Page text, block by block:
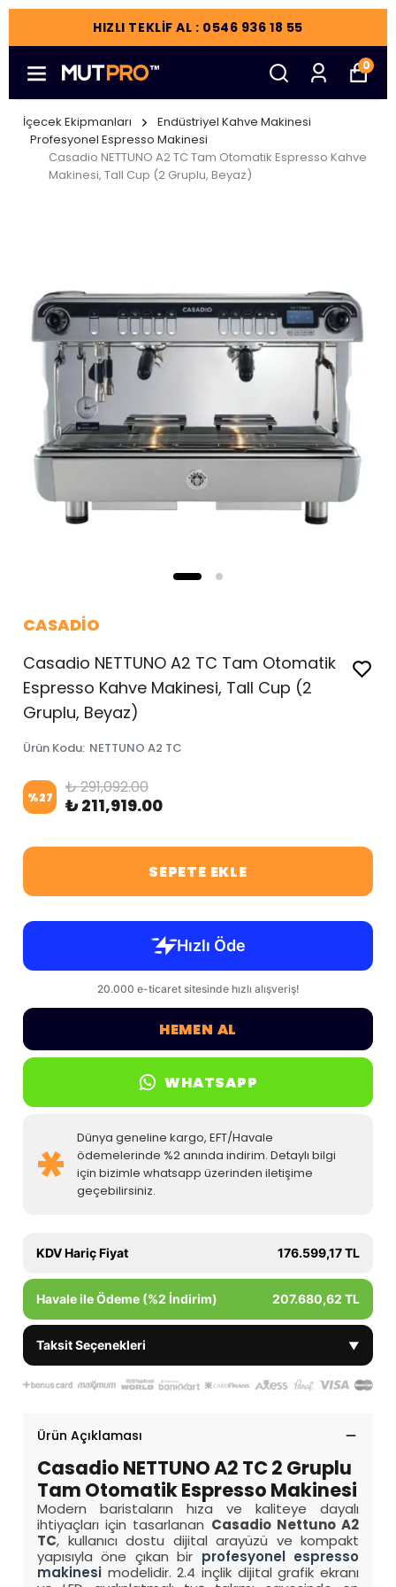
HIZLI TEKLİF AL : 0546 936 18 55
0
İçecek Ekipmanları
Endüstriyel Kahve Makinesi
Profesyonel Espresso Makinesi
Casadio NETTUNO A2 TC Tam Otomatik Espresso Kahve
Makinesi, Tall Cup (2 Gruplu, Beyaz)
CASADİO
Casadio NETTUNO A2 TC Tam Otomatik
Espresso Kahve Makinesi, Tall Cup (2
Gruplu, Beyaz)
Ürün Kodu: NETTUNO A2 TC
%27 ₺ 291,092.00
₺ 211,919.00
SEPETE EKLE
HEMEN AL
WHATSAPP
Dünya geneline kargo, EFT/Havale
ödemelerinde %2 anında indirim. Detaylı bilgi
için bizimle whatsapp üzerinden iletişime
geçebilirsiniz.
KDV Hariç Fiyat 176.599,17 TL
Havale ile Ödeme (%2 İndirim) 207.680,62 TL
Taksit Seçenekleri ▼
Ürün Açıklaması
Casadio NETTUNO A2 TC 2 Gruplu
Tam Otomatik Espresso Makinesi
Modern baristaların hıza ve kaliteye dayalı
ihtiyaçları için tasarlanan Casadio Nettuno A2
TC, kullanıcı dostu dijital arayüzü ve kompakt
yapısıyla öne çıkan bir profesyonel espresso
makinesi modelidir. 2.4 inçlik dijital grafik ekranı